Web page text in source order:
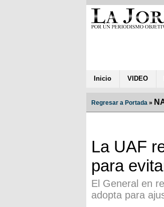
Inicio VIDEO
Regresar a Portada »
La UAF
para
El General en
adopta para